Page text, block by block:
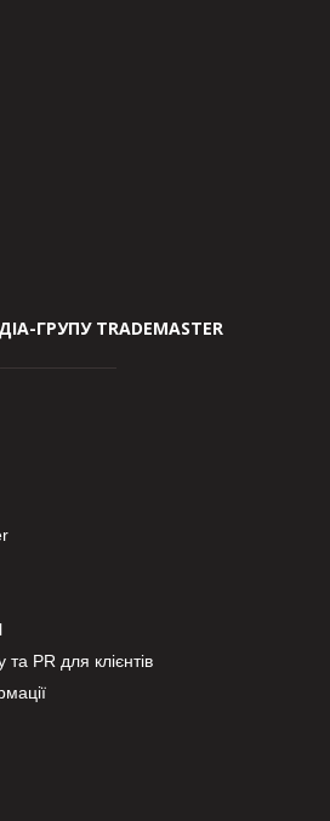
ГРУПУ TRADEMASTER
PR для клієнтів